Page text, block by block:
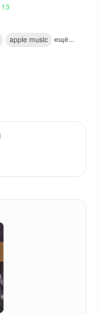
13
apple music ещё...